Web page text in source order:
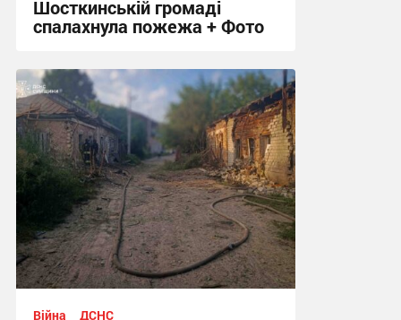
Шосткинській громаді
спалахнула пожежа + Фото
12:12 вчора
Війна ДСНС